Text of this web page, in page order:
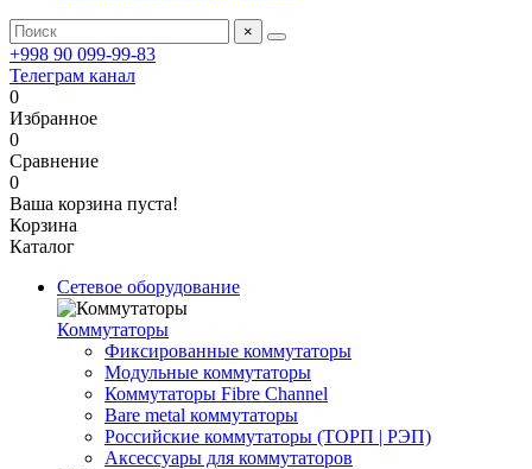
×
+998 90 099-99-83
Телеграм канал
0
Избранное
0
Сравнение
0
Ваша корзина пуста!
Корзина
Каталог
Сетевое оборудование
Коммутаторы
Фиксированные коммутаторы
Модульные коммутаторы
Коммутаторы Fibre Channel
Bare metal коммутаторы
Российские коммутаторы (ТОРП | РЭП)
Аксессуары для коммутаторов